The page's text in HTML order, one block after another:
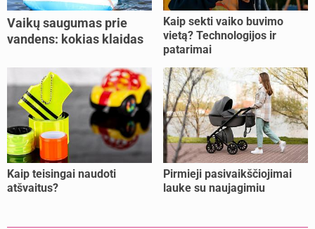
Vaikų saugumas prie
vandens: kokias klaidas
Kaip sekti vaiko buvimo
vietą? Technologijos ir
patarimai
Kaip teisingai naudoti
atšvaitus?
Pirmieji pasivaikščiojimai
lauke su naujagimiu